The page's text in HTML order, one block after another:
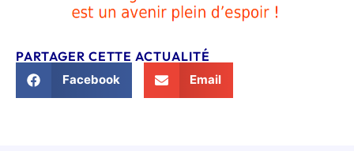
PARTAGER CETTE ACTUALITÉ
Facebook Email